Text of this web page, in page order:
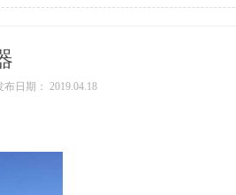
布日期： 2019.04.18